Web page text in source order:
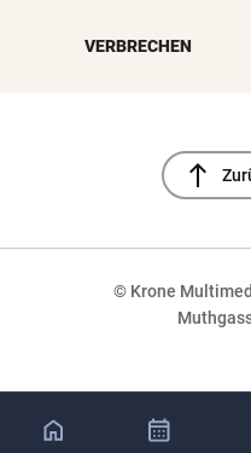
VERBRECHEN
north
© Krone
NaN%